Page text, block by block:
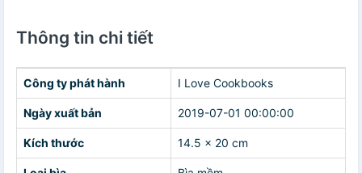
Thông tin chi tiết
Công ty phát hành I Love Cookbooks
Ngày xuất bản 2019-07-01 00:00:00
Kích thước 14.5 x 20 cm